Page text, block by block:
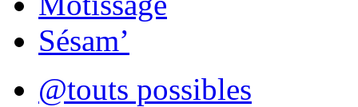
Sésam’
@touts possibles